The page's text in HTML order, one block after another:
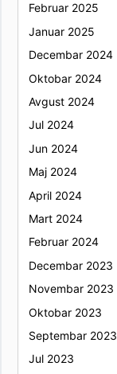
Februar 2025
Januar 2025
Decembar 2024
Oktobar 2024
Avgust 2024
Jul 2024
Jun 2024
Maj 2024
April 2024
Mart 2024
Februar 2024
Decembar 2023
Novembar 2023
Oktobar 2023
Septembar 2023
Jul 2023